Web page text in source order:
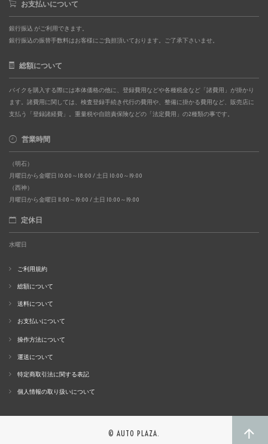
お支払いについて
銀行振込 がご利用できます。
銀行振込の振替手数料はお客様にご負担頂いております。ご了承下さいませ。
総額について
バイクを購入する際には本体価格の他に、登録費用などや各種税金など「諸費用」が掛かり
ます。諸費用に関しては、検査登録手続き代行の費用や、整備に掛かる費用など、販売店に
支払う「登録諸経費」。重量税や自賠責保険などの「法定費用」の2種類の事です。
営業時間
（明石）
月曜日から金曜日 10:00～18:00 / 土日 10:00～19:00
（西神）
月曜日から金曜日 11:00～19:00 / 土日 10:00～19:00
定休日
水曜日
ご利用規約
総額について
送料について
お支払いについて
操作方法について
運送について
特定商取引法に関する表記
個人情報の取り扱いについて
© AUTO PLAZA.